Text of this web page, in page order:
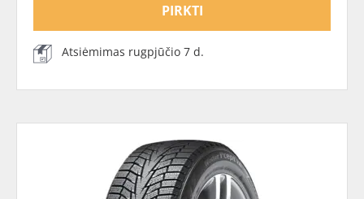
PIRKTI
Atsiėmimas rugpjūčio 7 d.